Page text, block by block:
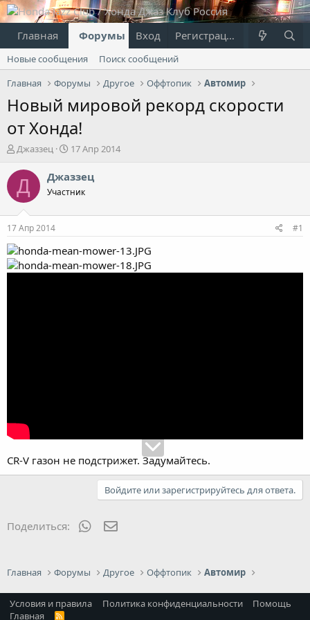
Главная Форумы Что нового?
Вход Регистрация
Новые сообщения
Поиск сообщений
Главная
Форумы Другое Оффтопик Автомир
Новый мировой рекорд скорости
от Хонда!
А
т
о
р
е
м
ы
Джаззец
Д
т
н
л
17 Апр 2014
Д Джаззец
Участник
17 Апр 2014 #1
CR-V газон не подстрижет. Задумайтесь.
Войдите или зарегистрируйтесь для ответа.
Поделиться: WhatsApp
Главная Форумы Другое Оффтопик Автомир
Условия и правила Политика конфиденциальности
Помощь
Главная
R